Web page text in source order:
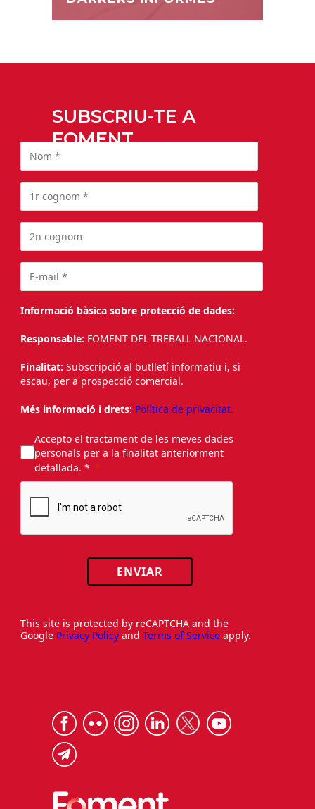
SUBSCRIU-TE A
FOMENT
Informació bàsica sobre protecció de dades:
Responsable: FOMENT DEL TREBALL NACIONAL.
Finalitat: Subscripció al butlletí informatiu i, si
escau, per a prospecció comercial.
Més informació i drets: Política de privacitat.
Accepto el tractament de les meves dades
personals per a la finalitat anteriorment
detallada. *
ENVIAR
This site is protected by reCAPTCHA and the
Google Privacy Policy and Terms of Service apply.